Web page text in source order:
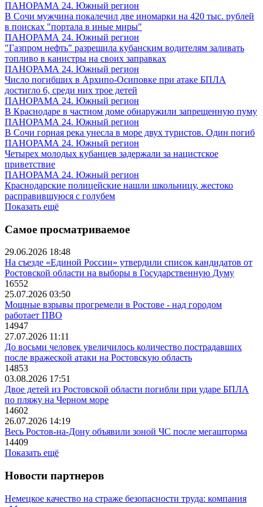
ПАНОРАМА 24. Южный регион
В Сочи мужчина покалечил две иномарки на 420 тыс. рублей
в поисках "портала в иные миры"
ПАНОРАМА 24. Южный регион
"Газпром нефть" разрешила кубанским водителям заливать
топливо в канистры на своих заправках
ПАНОРАМА 24. Южный регион
Число погибших в Архипо-Осиповке при атаке БПЛА
достигло 6, среди них трое детей
ПАНОРАМА 24. Южный регион
В Краснодаре в частном доме обнаружили запрещенную пуму
ПАНОРАМА 24. Южный регион
В Сочи горная река унесла в море двух туристов. Один погиб
ПАНОРАМА 24. Южный регион
Четырех молодых кубанцев задержали за нацистское
приветствие
ПАНОРАМА 24. Южный регион
Краснодарские полицейские нашли школьницу, жестоко
расправившуюся с голубем
Показать ещё
Самое просматриваемое
29.06.2026 18:48
На съезде «Единой России» утвердили список кандидатов от
Ростовской области на выборы в Государственную Думу
16552
25.07.2026 03:50
Мощные взрывы прогремели в Ростове - над городом
работает ПВО
14947
27.07.2026 11:11
До восьми человек увеличилось количество пострадавших
после вражеской атаки на Ростовскую область
14853
03.08.2026 17:51
Двое детей из Ростовской области погибли при ударе БПЛА
по пляжу на Черном море
14602
26.07.2026 14:19
Весь Ростов-на-Дону объявили зоной ЧС после мегашторма
14409
Показать ещё
Новости партнеров
Немецкое качество на страже безопасности труда: компания